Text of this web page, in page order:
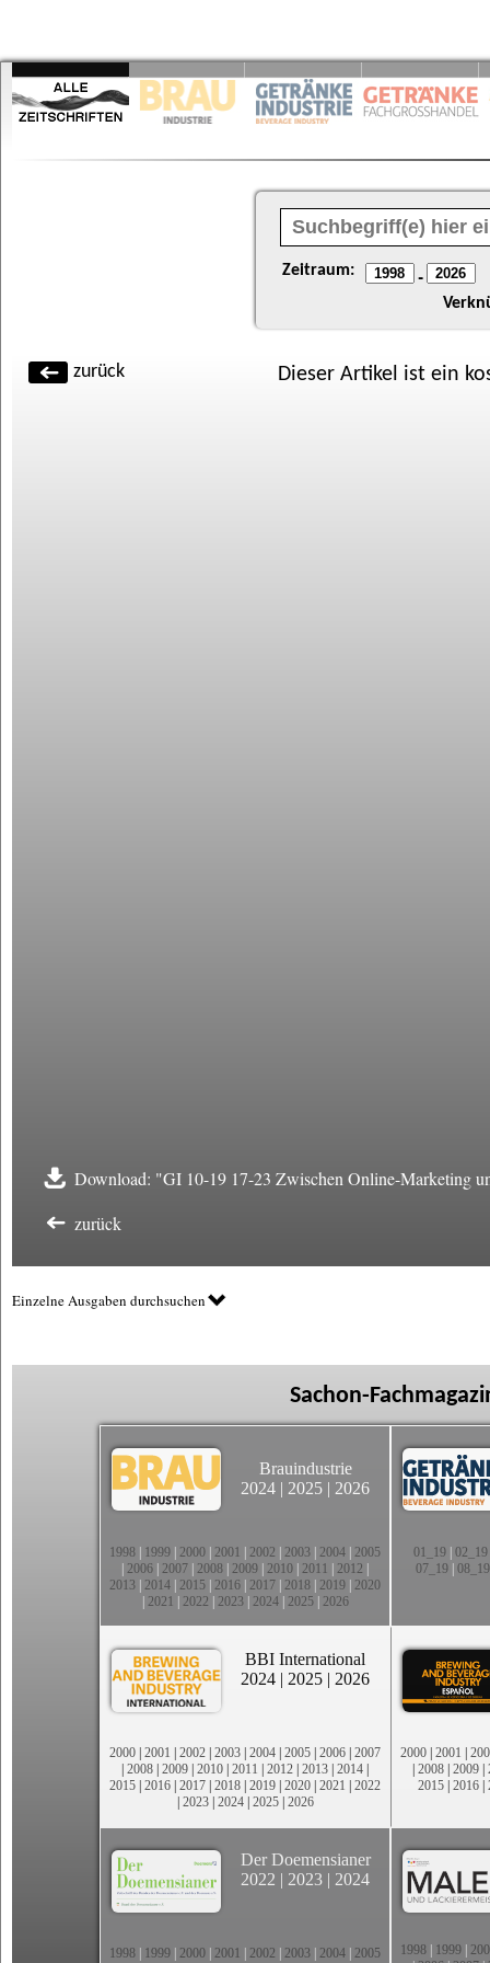
Zeitraum: -
zurück Dieser Artikel ist ein
Download: "GI 10-19 17-23 Zwischen Online-Marketing
zurück
Einzelne Ausgaben durchsuchen
Sachon-
Brauindustrie
2024 | 2025 | 2026
1998 1999 2000 2001 2002 2003 2004 2005
2006 2007 2008 2009 2010 2011 2012
2013 2014 2015 2016 2017 2018 2019 2020
2021 2022 2023| 2024| 2025| 2026
01_19| 02_19
07_19 08_19
BBI International
2024 | 2025 | 2026
2000 | 2001 | 2002 | 2003 | 2004 | 2005 | 2006 | 2007
| 2008 | 2009 | 2010 | 2011 | 2012 | 2013 | 2014 |
2015 | 2016 | 2017 | 2018 | 2019 | 2020 | 2021 | 2022
| 2023| 2024| 2025| 2026
2000 | 2001 |
| 2008 | 2009 |
2015 | 2016 |
Der Doemensianer
2022 | 2023 | 2024
1998 1999 2000 2001 2002 2003 2004 2005
1998 1999